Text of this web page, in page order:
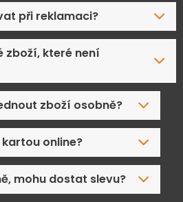
při reklamaci?
zboží, které není
zboží osobně?
online?
mohu dostat slevu?